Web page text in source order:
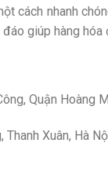
cách nhanh
giúp hàng
Quận Hoàng
Xuân, Hà